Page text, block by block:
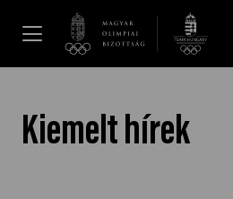
Kiemelt hírek